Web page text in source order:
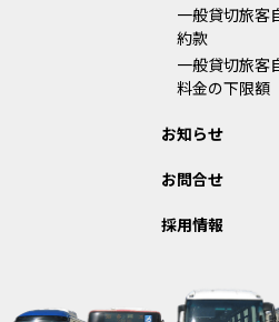
一般貸切旅客
約款
一般貸切旅客
料金の下限額
お知らせ
お問合せ
採用情報